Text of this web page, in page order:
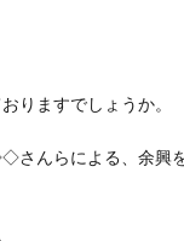
りますでしょうか。
さんらによる、余興